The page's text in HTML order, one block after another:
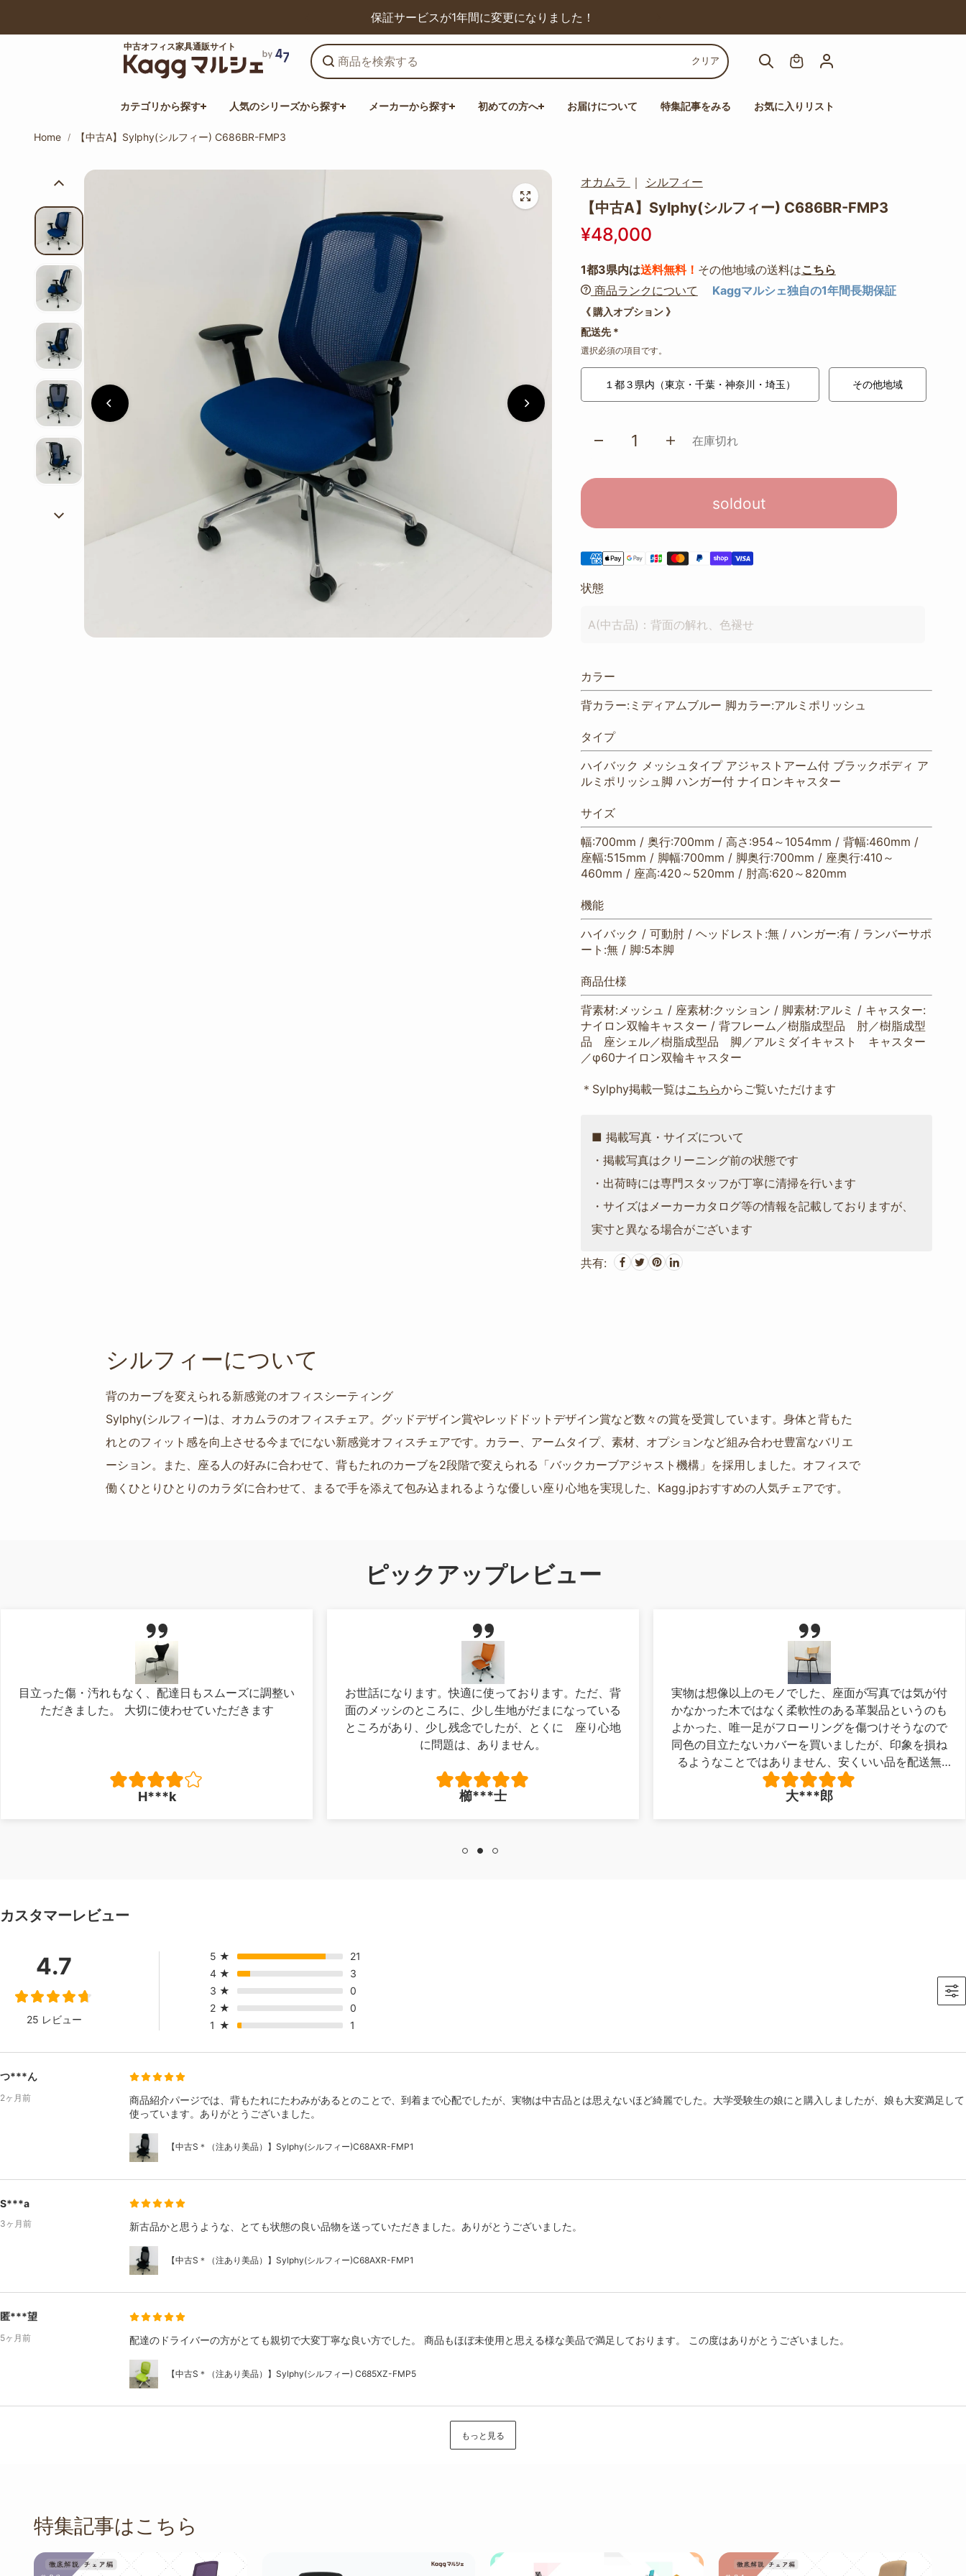
保証サービスが1年間に変更になりました！
中古オフィス家具通販サイト
クリア
カテゴリから探す 人気のシリーズから探す メーカーから探す 初めての方へ お届けについて 特集記事をみる お気に入りリスト
Home 【中古A】Sylphy(シルフィー) C686BR-FMP3
オカムラ ｜ シルフィー
【中古A】Sylphy(シルフィー) C686BR-FMP3
¥48,000
1都3県内は送料無料！ その他地域の送料はこちら
商品ランクについて
Kaggマルシェ独自の1年間長期保証
《 購入オプション 》
配送先*
選択必須の項目です。
１都３県内（東京・千葉・神奈川・埼玉） その他地域
在庫切れ
soldout
状態
A(中古品)：背面の解れ、色褪せ
カラー
背カラー:ミディアムブルー 脚カラー:アルミポリッシュ
タイプ
ハイバック メッシュタイプ アジャストアーム付 ブラックボディ ア
ルミポリッシュ脚 ハンガー付 ナイロンキャスター
サイズ
幅:700mm / 奥行:700mm / 高さ:954～1054mm / 背幅:460mm /
座幅:515mm / 脚幅:700mm / 脚奥行:700mm / 座奥行:410～
460mm / 座高:420～520mm / 肘高:620～820mm
機能
ハイバック / 可動肘 / ヘッドレスト:無 / ハンガー:有 / ランバーサポ
ート:無 / 脚:5本脚
商品仕様
背素材:メッシュ / 座素材:クッション / 脚素材:アルミ / キャスター:
ナイロン双輪キャスター / 背フレーム／樹脂成型品 肘／樹脂成型
品 座シェル／樹脂成型品 脚／アルミダイキャスト キャスター
／φ60ナイロン双輪キャスター
＊Sylphy掲載一覧はこちらからご覧いただけます
■ 掲載写真・サイズについて
・掲載写真はクリーニング前の状態です
・出荷時には専門スタッフが丁寧に清掃を行います
・サイズはメーカーカタログ等の情報を記載しておりますが、
実寸と異なる場合がございます
共有:
シルフィーについて
背のカーブを変えられる新感覚のオフィスシーティング
Sylphy(シルフィー)は、オカムラのオフィスチェア。グッドデザイン賞やレッドドットデザイン賞など数々の賞を受賞しています。身体と背もた
れとのフィット感を向上させる今までにない新感覚オフィスチェアです。カラー、アームタイプ、素材、オプションなど組み合わせ豊富なバリエ
ーション。また、座る人の好みに合わせて、背もたれのカーブを2段階で変えられる「バックカーブアジャスト機構」を採用しました。オフィスで
働くひとりひとりのカラダに合わせて、まるで手を添えて包み込まれるような優しい座り心地を実現した、Kagg.jpおすすめの人気チェアです。
ピックアップレビュー
目立った傷・汚れもなく、配達日もスムーズに調整い
ただきました。 大切に使わせていただきます
H***k
お世話になります。快適に使っております。ただ、背
面のメッシのところに、少し生地がだまになっている
ところがあり、少し残念でしたが、とくに 座り心地
に問題は、ありません。
櫛***士
実物は想像以上のモノでした、座面が写真では気が付
かなかった木ではなく柔軟性のある革製品というのも
よかった、唯一足がフローリングを傷つけそうなので
同色の目立たないカバーを買いましたが、印象を損ね
るようなことではありません、安くいい品を配送無
料！最高でした。写真が下手で申し訳ありません。
大***郎
カスタマーレビュー
4.7
25 レビュー
5 ★
21
4 ★
3
3 ★
0
2 ★
0
1 ★ 1
つ***ん
2ヶ月前
商品紹介パージでは、背もたれにたわみがあるとのことで、到着まで心配でしたが、実物は中古品とは思えないほど綺麗でした。大学受験生の娘にと購入しましたが、娘も大変満足して
使っています。ありがとうございました。
【中古S＊（注あり美品）】Sylphy(シルフィー)C68AXR-FMP1
S***a
3ヶ月前 新古品かと思うような、とても状態の良い品物を送っていただきました。ありがとうございました。
【中古S＊（注あり美品）】Sylphy(シルフィー)C68AXR-FMP1
匿***望
5ヶ月前 配達のドライバーの方がとても親切で大変丁寧な良い方でした。 商品もほぼ未使用と思える様な美品で満足しております。 この度はありがとうございました。
【中古S＊（注あり美品）】Sylphy(シルフィー) C685XZ-FMP5
もっと見る
特集記事はこちら